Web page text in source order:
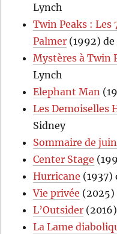
Lynch
Twin Peaks : Les
Palmer (1992)
Mystères à Twin
Lynch
Elephant Man
Les Demoiselles
Sidney
Sommaire de
Center Stage
Hurricane (1937)
Vie privée (2025)
L’Outsider
La Lame